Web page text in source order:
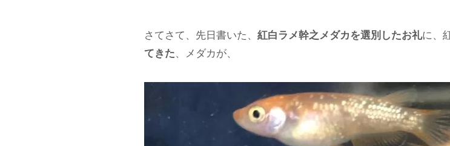
さてさて、先日書いた、 紅白ラメ幹之メダカを選別したお礼に、
てきた、メダカが、